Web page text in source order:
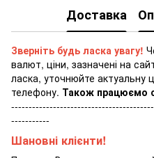
Доставка
Зверніть будь ласка увагу!
валют, ціни, зазначені на
ласка, уточнюйте актуальну
телефону. Також працюємо
-----------
Шановні клієнти!